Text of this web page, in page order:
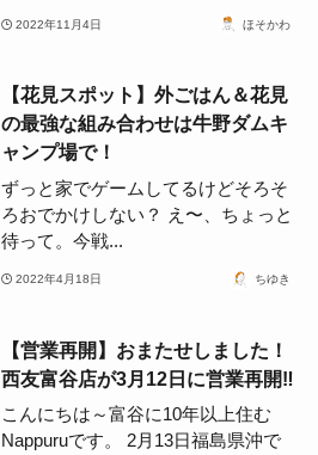
2022年11月4日 ほそかわ
【花見スポット】外ごはん＆花見
の最強な組み合わせは牛野ダムキ
ャンプ場で！
ずっと家でゲームしてるけどそろそ
ろおでかけしない？ え〜、ちょっと
待って。今戦...
2022年4月18日 ちゆき
【営業再開】おまたせしました！
西友富谷店が3月12日に営業再開‼
こんにちは～富谷に10年以上住む
Nappuruです。 2月13日福島県沖で